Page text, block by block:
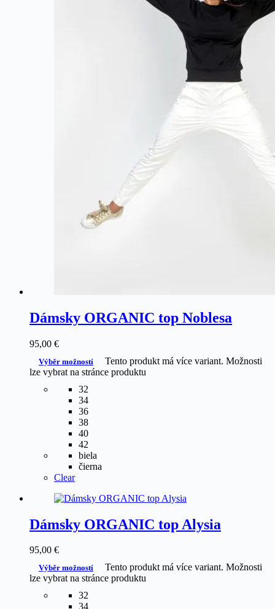
Dámsky ORGANIC top Noblesa
95,00 €
Výběr možností
Tento produkt má více variant. Možnosti
lze vybrat na stránce produktu
32
34
36
38
40
42
biela
čierna
Clear
Dámsky ORGANIC top Alysia
95,00 €
Výběr možností
Tento produkt má více variant. Možnosti
lze vybrat na stránce produktu
32
34